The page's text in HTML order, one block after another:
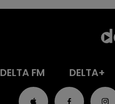
DELTA FM DELTA+